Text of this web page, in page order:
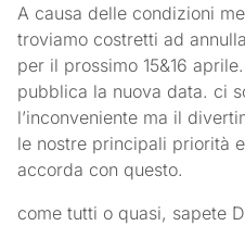
A causa delle condizioni
troviamo costretti ad
per il prossimo 15&16
pubblica la nuova data. ci
l’inconveniente ma il
le nostre principali priorità
accorda con questo.
come tutti o quasi, sapete